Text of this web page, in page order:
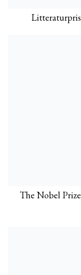
The Nobel